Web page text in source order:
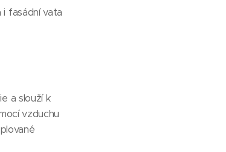
fasádní vata
a slouží k
vzduchu